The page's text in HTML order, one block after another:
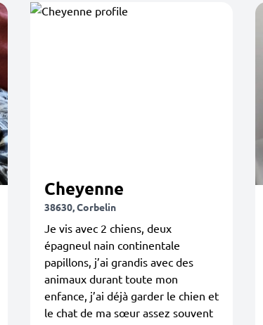
Cheyenne
38630, Corbelin
Je vis avec 2 chiens, deux
épagneul nain continentale
papillons, j’ai grandis avec des
animaux durant toute mon
enfance, j’ai déjà garder le chien et
le chat de ma sœur assez souvent